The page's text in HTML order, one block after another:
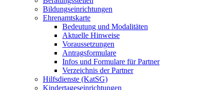
Bildungseinrichtungen
Ehrenamtskarte
Bedeutung und Modalitäten
Aktuelle Hinweise
Voraussetzungen
Antragsformulare
Infos und Formulare für Partner
Verzeichnis der Partner
Hilfsdienste (KatSG)
Kindertageseinrichtungen